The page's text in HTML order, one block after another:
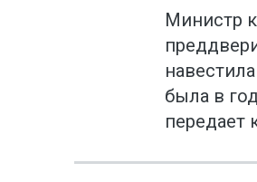
Министр
была в
передает